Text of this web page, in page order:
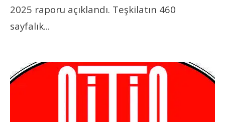
2025 raporu açıklandı. Teşkilatın 460
sayfalık...